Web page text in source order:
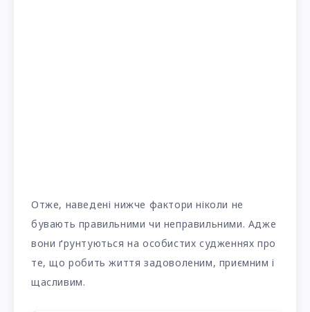
Отже, наведені нижче фактори ніколи не
бувають правильними чи неправильними. Адже
вони ґрунтуються на особистих судженнях про
те, що робить життя задоволеним, приємним і
щасливим.